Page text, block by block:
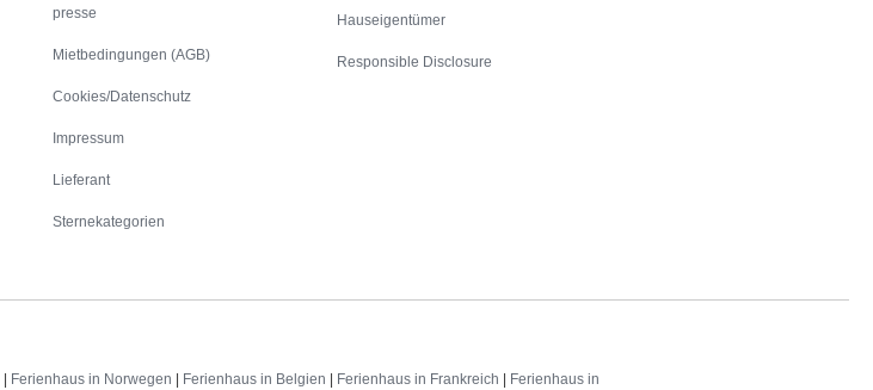
presse
Mietbedingungen (AGB)
Cookies/Datenschutz
Impressum
Lieferant
Sternekategorien
Hauseigentümer
Responsible Disclosure
Ferienhaus in Norwegen Ferienhaus in Belgien Ferienhaus in Frankreich
Ferienhaus in